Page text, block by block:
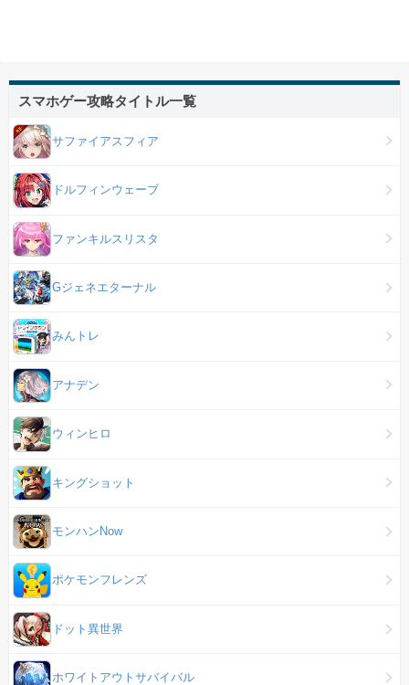
スマホゲー攻略タイトル一覧
サファイアスフィア
ドルフィンウェーブ
ファンキルスリスタ
Gジェネエターナル
みんトレ
アナデン
ウィンヒロ
キングショット
モンハンNow
ポケモンフレンズ
ドット異世界
ホワイトアウトサバイバル